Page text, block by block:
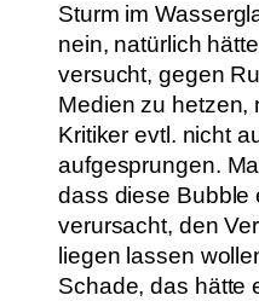
Sturm im
nein, natürlich
versucht, gegen
Medien zu hetzen,
Kritiker evtl. nicht
aufgesprungen.
dass diese Bubble
verursacht, den
liegen lassen
Schade, das hätte